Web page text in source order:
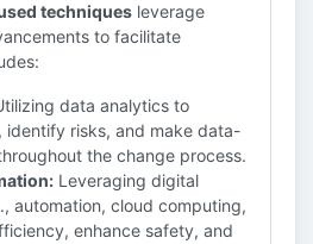
techniques leverage
to facilitate
data analytics to
identify risks, and make data-
the change process.
Leveraging digital
automation, cloud computing,
enhance safety, and